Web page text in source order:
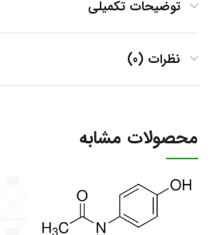
توضیحات تکمیلی
نظرات (0)
محصولات مشابه